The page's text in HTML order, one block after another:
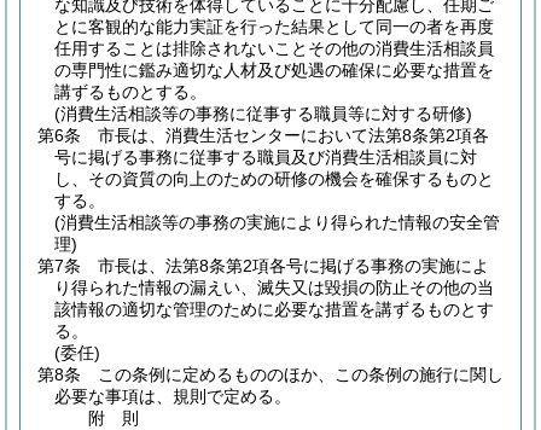
な知識及び技術を体得していることに十分配慮し、任期ご
とに客観的な能力実証を行った結果として同一の者を再度
任用することは排除されないことその他の消費生活相談員
の専門性に鑑み適切な人材及び処遇の確保に必要な措置を
講ずるものとする。
(消費生活相談等の事務に従事する職員等に対する研修)
第6条
市長は、消費生活センターにおいて法第8条第2項各
号に掲げる事務に従事する職員及び消費生活相談員に対
し、その資質の向上のための研修の機会を確保するものと
する。
(消費生活相談等の事務の実施により得られた情報の安全管
理)
第7条
市長は、法第8条第2項各号に掲げる事務の実施によ
り得られた情報の漏えい、滅失又は毀損の防止その他の当
該情報の適切な管理のために必要な措置を講ずるものとす
る。
(委任)
第8条
この条例に定めるもののほか、この条例の施行に関し
必要な事項は、規則で定める。
附 則